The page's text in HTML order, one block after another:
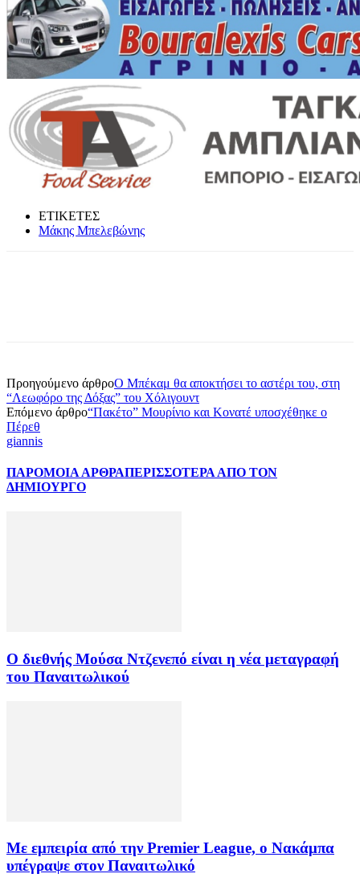
ΕΤΙΚΕΤΕΣ
Μάκης Μπελεβώνης
Προηγούμενο άρθροΟ Μπέκαμ θα αποκτήσει το αστέρι του, στη
“Λεωφόρο της Δόξας” του Χόλιγουντ
Επόμενο άρθρο“Πακέτο” Μουρίνιο και Κονατέ υποσχέθηκε ο
Πέρεθ
giannis
ΠΑΡΟΜΟΙΑ ΑΡΘΡΑΠΕΡΙΣΣΟΤΕΡΑ ΑΠΟ ΤΟΝ
ΔΗΜΙΟΥΡΓΟ
Ο διεθνής Μούσα Ντζενεπό είναι η νέα μεταγραφή
του Παναιτωλικού
Με εμπειρία από την Premier League, ο Νακάμπα
υπέγραψε στον Παναιτωλικό